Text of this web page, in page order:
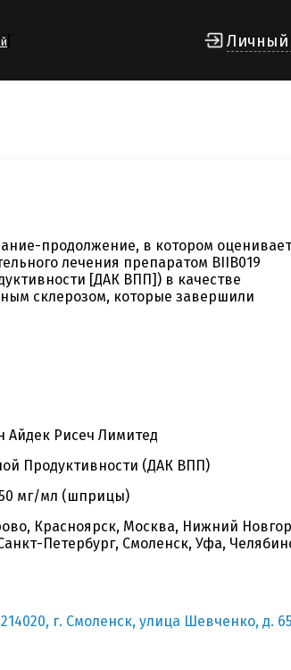
Личный
продолжение, в котором
лечения препаратом BIIB019
[ДАК ВПП]) в качестве
склерозом, которые завершили
Айдек Рисеч Лимитед
Продуктивности (ДАК ВПП)
мг/мл (шприцы)
Красноярск, Москва, Нижний
Петербург, Смоленск, Уфа,
г. Смоленск, улица Шевченко, д.